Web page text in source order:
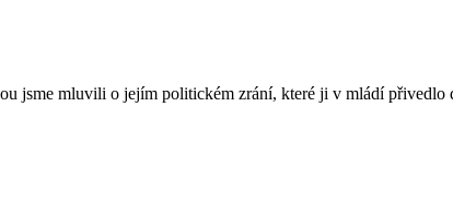
jsme mluvili o jejím politickém zrání, které ji v mládí přivedlo